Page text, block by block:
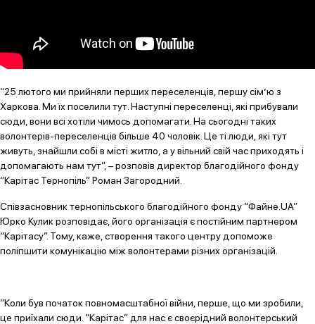
“25 лютого ми прийняли перших переселенців, першу сім’ю з
Харкова. Ми їх поселили тут. Наступні переселенці, які прибували
сюди, вони всі хотіли чимось допомагати. На сьогодні таких
волонтерів-переселенців більше 40 чоловік. Це ті люди, які тут
живуть, знайшли собі в місті житло, а у вільний свій час приходять і
допомагають нам тут”, – розповів директор благодійного фонду
“Карітас Тернопіль” Роман Загородний.
Співзасновник тернопільського благодійного фонду “Файне.UA”
Юрко Кулик розповідає, його організація є постійним партнером
“Карітасу”. Тому, каже, створення такого центру допоможе
поліпшити комунікацію між волонтерами різних організацій.
“Коли був початок повномасштабної війни, перше, що ми зробили,
це приїхали сюди. “Карітас” для нас є своєрідний волонтерський